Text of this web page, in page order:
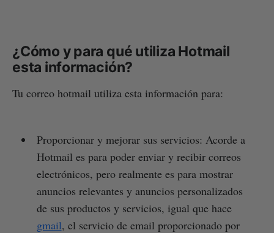
¿Cómo y para qué utiliza Hotmail
esta información?
Tu correo hotmail utiliza esta información para:
Proporcionar y mejorar sus servicios: Acorde a
Hotmail es para poder enviar y recibir correos
electrónicos, pero realmente es para mostrar
anuncios relevantes y anuncios personalizados
de sus productos y servicios, igual que hace
gmail, el servicio de email proporcionado por